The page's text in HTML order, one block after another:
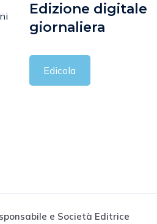
Edizione digitale
giornaliera
Edicola
e Società Editrice